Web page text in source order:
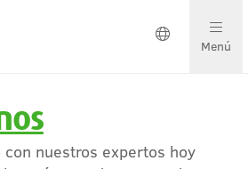
Menú
nuestros expertos hoy